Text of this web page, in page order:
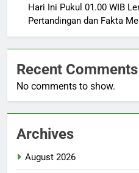
Hari Ini Pukul 01.00 WIB
Pertandingan dan Fakta
Recent Comments
No comments to show.
Archives
August 2026